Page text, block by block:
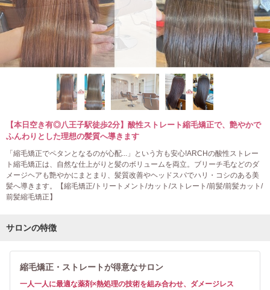
【本日空き有◎八王子駅徒歩2分】酸性ストレート縮毛矯正で、艶やかで
ふんわりとした理想の髪質へ導きます
「縮毛矯正でペタンとなるのが心配...」という方も安心!ARCHの酸性ストレー
ト縮毛矯正は、自然な仕上がりと髪のボリュームを両立。ブリーチ毛などのダ
メージヘアも艶やかにまとまり、髪質改善やヘッドスパでハリ・コシのある美
髪へ導きます。【縮毛矯正/トリートメント/カット/ストレート/前髪/前髪カット/
前髪縮毛矯正】
サロンの特徴
縮毛矯正・ストレートが得意なサロン
一人一人に最適な薬剤×熱処理の技術を組み合わせ、ダメージレス